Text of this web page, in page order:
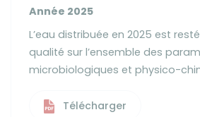
Année 2025
L’eau distribuée en 2025 est
qualité sur l’ensemble des
microbiologiques et physico-
Télécharger